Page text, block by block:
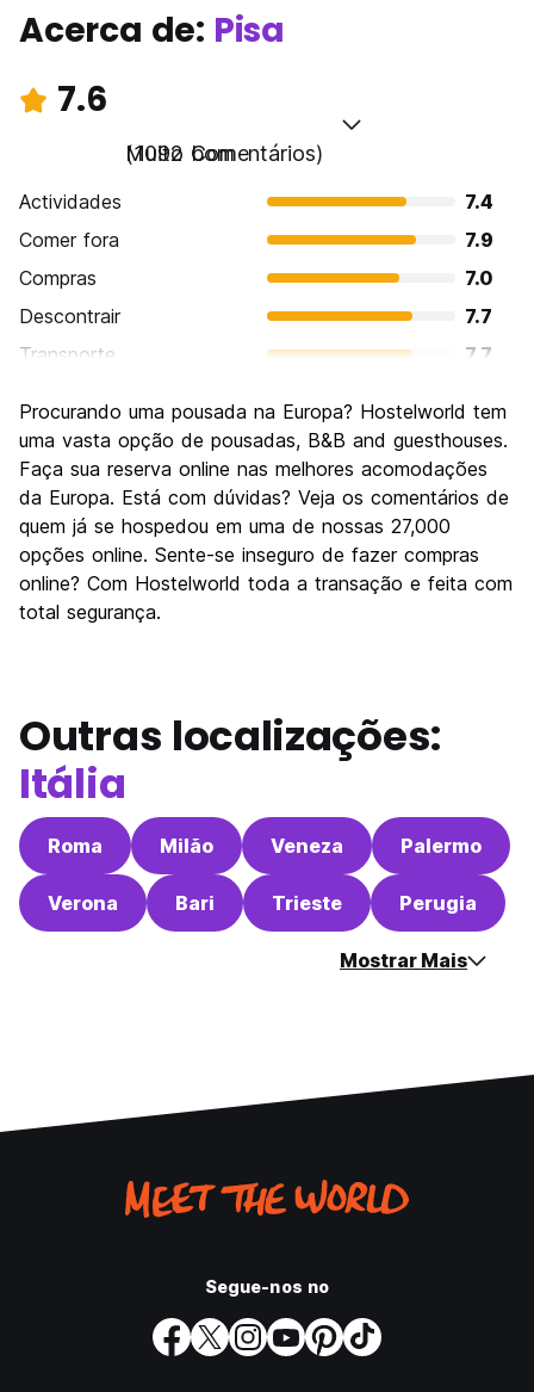
Acerca de: Pisa
7.6
Muito bom
(1092 Comentários)
Actividades
7.4
Comer fora
7.9
Compras
7.0
Descontrair
7.7
Transporte
7.7
Cultura
8.3
Festas / vida noturna
6.7
Custo-beneficio
7.5
Procurando uma pousada na Europa? Hostelworld tem
uma vasta opção de pousadas, B&B and guesthouses.
Faça sua reserva online nas melhores acomodações
da Europa. Está com dúvidas? Veja os comentários de
quem já se hospedou em uma de nossas 27,000
opções online. Sente-se inseguro de fazer compras
online? Com Hostelworld toda a transação e feita com
total segurança.
Outras localizações:
Itália
Roma Milão Veneza Palermo
Verona Bari Trieste Perugia
Mostrar Mais
Segue-nos no